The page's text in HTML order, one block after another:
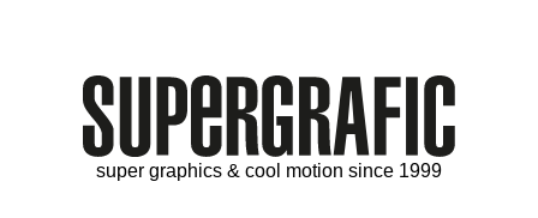
super graphics & cool motion since 1999